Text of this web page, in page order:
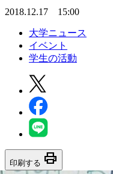
2018.12.17 15:00
大学ニュース
イベント
学生の活動
印刷する print